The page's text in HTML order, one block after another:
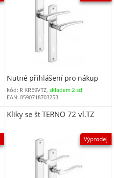
Nutné přihlášení pro nákup
kód: R KRE9VTZ,skladem 2 sd
EAN: 8590718703253
Kliky se št TERNO 72 vl.TZ
Výprodej